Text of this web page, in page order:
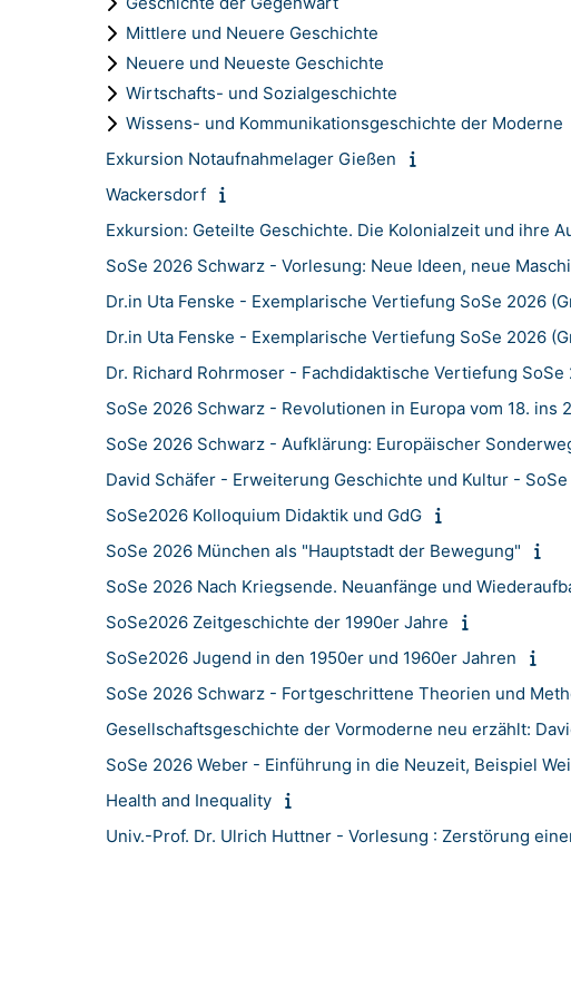
Mittlere und Neuere Geschichte
Neuere und Neueste Geschichte
Wirtschafts- und Sozialgeschichte
Wissens- und Kommunikationsgeschichte der Moderne
Exkursion Notaufnahmelager Gießen
Wackersdorf
Exkursion: Geteilte Geschichte. Die Kolonialzeit und ihre
SoSe 2026 Schwarz - Vorlesung: Neue Ideen, neue
Dr.in Uta Fenske - Exemplarische Vertiefung SoSe 2026
Dr.in Uta Fenske - Exemplarische Vertiefung SoSe 2026
Dr. Richard Rohrmoser - Fachdidaktische Vertiefung SoSe
SoSe 2026 Schwarz - Revolutionen in Europa vom 18. ins
SoSe 2026 Schwarz - Aufklärung: Europäischer
David Schäfer - Erweiterung Geschichte und Kultur -
SoSe2026 Kolloquium Didaktik und GdG
SoSe 2026 München als "Hauptstadt der Bewegung"
SoSe 2026 Nach Kriegsende. Neuanfänge und
SoSe2026 Zeitgeschichte der 1990er Jahre
SoSe2026 Jugend in den 1950er und 1960er Jahren
SoSe 2026 Schwarz - Fortgeschrittene Theorien und
Gesellschaftsgeschichte der Vormoderne neu erzählt:
SoSe 2026 Weber - Einführung in die Neuzeit, Beispiel
Health and Inequality
Univ.-Prof. Dr. Ulrich Huttner - Vorlesung : Zerstörung